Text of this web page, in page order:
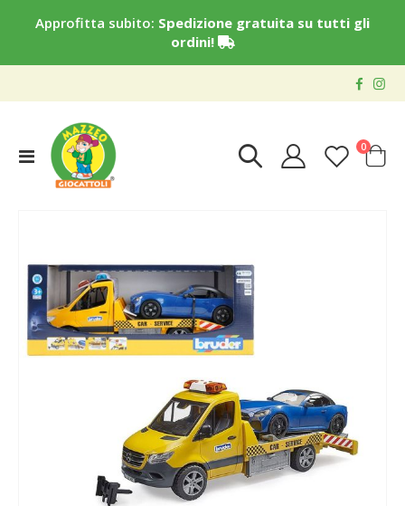
Approfitta subito: Spedizione gratuita su tutti gli
ordini!
Toggle
Nav
Cart
0elementi
della
galleria
immagini